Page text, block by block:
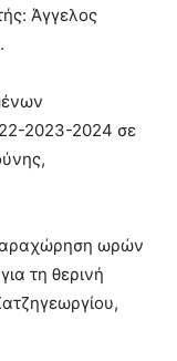
Άγγελος
2023-2024 σε
ωρών
τη θερινή